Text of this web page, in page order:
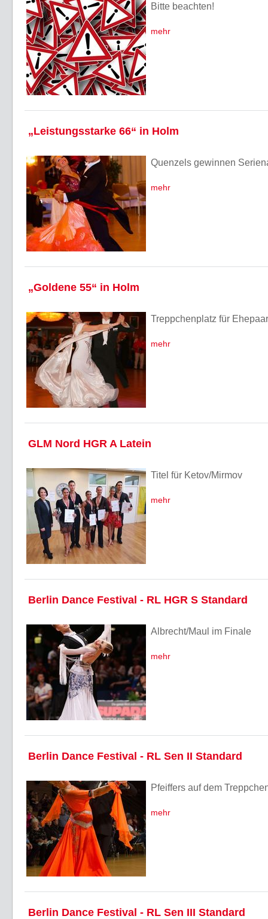
Bitte beachten!
mehr
„Leistungsstarke 66“ in Holm
Quenzels gewinnen
mehr
„Goldene 55“ in Holm
Treppchenplatz für
mehr
GLM Nord HGR A Latein
Titel für Ketov/Mirmov
mehr
Berlin Dance Festival - RL HGR S Standard
Albrecht/Maul im Finale
mehr
Berlin Dance Festival - RL Sen II Standard
Pfeiffers auf dem
mehr
Berlin Dance Festival - RL Sen III Standard